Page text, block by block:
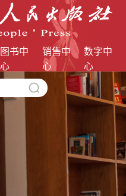
图书中
心
销售中
心
数字中
心